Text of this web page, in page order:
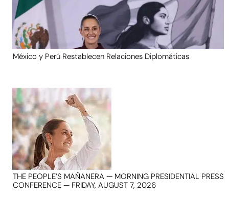
México y Perú Restablecen Relaciones Diplomáticas
THE PEOPLE’S MAÑANERA — MORNING PRESIDENTIAL PRESS
CONFERENCE — FRIDAY, AUGUST 7, 2026